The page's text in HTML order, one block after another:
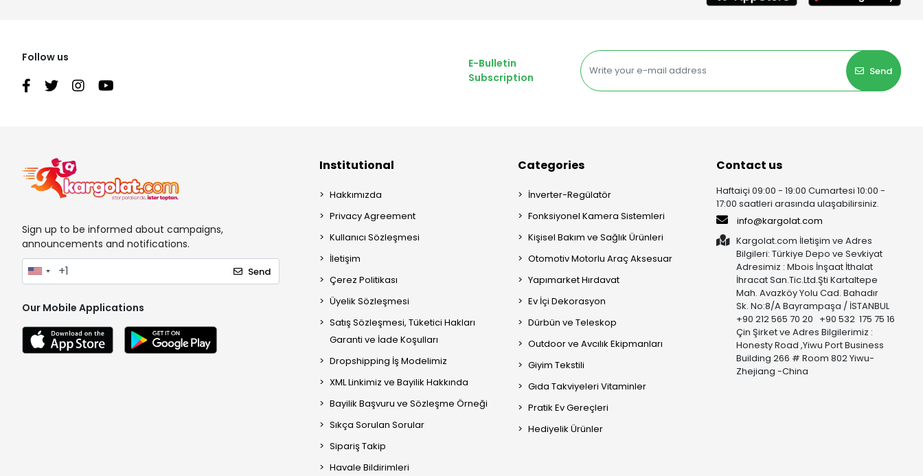
Follow us
E-Bulletin
Subscription
Send
Sign up to be informed about campaigns,
announcements and notifications.
Send
Our Mobile Applications
Institutional
Hakkımızda
Privacy Agreement
Kullanıcı Sözleşmesi
İletişim
Çerez Politikası
Üyelik Sözleşmesi
Satış Sözleşmesi, Tüketici Hakları
Garanti ve İade Koşulları
Dropshipping İş Modelimiz
XML Linkimiz ve Bayilik Hakkında
Bayilik Başvuru ve Sözleşme Örneği
Sıkça Sorulan Sorular
Sipariş Takip
Havale Bildirimleri
Categories
İnverter-Regülatör
Fonksiyonel Kamera Sistemleri
Kişisel Bakım ve Sağlık Ürünleri
Otomotiv Motorlu Araç Aksesuar
Yapımarket Hırdavat
Ev İçi Dekorasyon
Dürbün ve Teleskop
Outdoor ve Avcılık Ekipmanları
Giyim Tekstili
Gıda Takviyeleri Vitaminler
Pratik Ev Gereçleri
Hediyelik Ürünler
Contact us
Haftaiçi 09:00 - 19:00 Cumartesi 10:00 -
17:00 saatleri arasında ulaşabilirsiniz.
info@kargolat.com
Kargolat.com İletişim ve Adres
Bilgileri: Türkiye Depo ve Sevkiyat
Adresimiz : Mbois İnşaat İthalat
İhracat San.Tic.Ltd.Şti Kartaltepe
Mah. Avazköy Yolu Cad. Bahadır
Sk. No:8/A Bayrampaşa / İSTANBUL
+90 212 565 70 20 +90 532 175 75 16
Çin Şirket ve Adres Bilgilerimiz :
Honesty Road ,Yiwu Port Business
Building 266 # Room 802 Yiwu-
Zhejiang -China